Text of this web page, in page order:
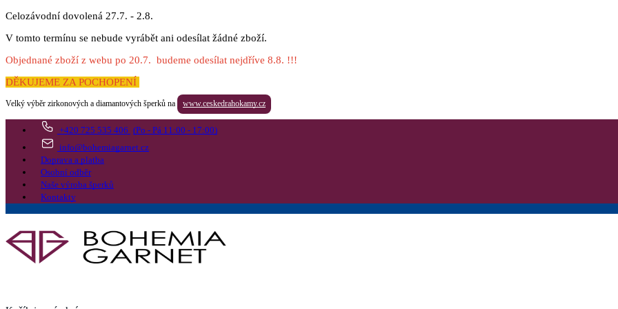
Celozávodní dovolená 27.7. - 2.8.
V tomto termínu se nebude vyrábět ani odesílat žádné zboží.
Objednané zboží z webu po 20.7. budeme odesílat nejdříve 8.8. !!!
DĚKUJEME ZA POCHOPENÍ
Velký výběr zirkonových a diamantových šperků na www.ceskedrahokamy.cz
+420 725 535 406 (Po - Pá 11:00 - 17:00)
info@bohemiagarnet.cz
Doprava a platba
Osobní odběr
Naše výroba šperků
Kontakty